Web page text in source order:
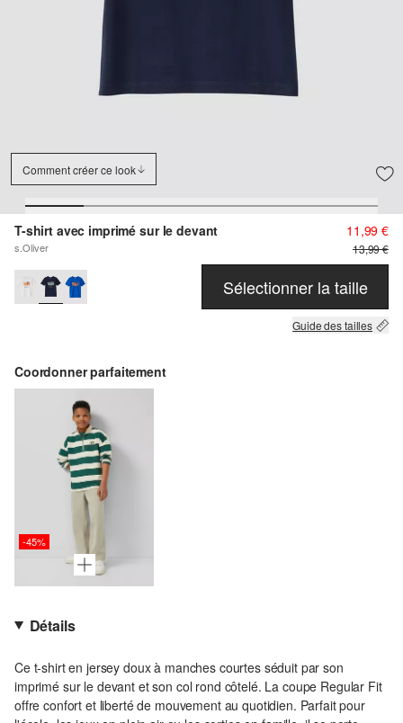
Comment créer ce look
T-shirt avec imprimé sur le devant
s.Oliver
11,99 €
13,99 €
Sélectionner la taille
Guide des tailles
Coordonner parfaitement
-45%
Détails
Ce t-shirt en jersey doux à manches courtes séduit par son
imprimé sur le devant et son col rond côtelé. La coupe Regular Fit
offre confort et liberté de mouvement au quotidien. Parfait pour